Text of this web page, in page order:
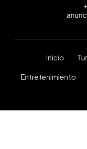
Inicio
Entretenimiento